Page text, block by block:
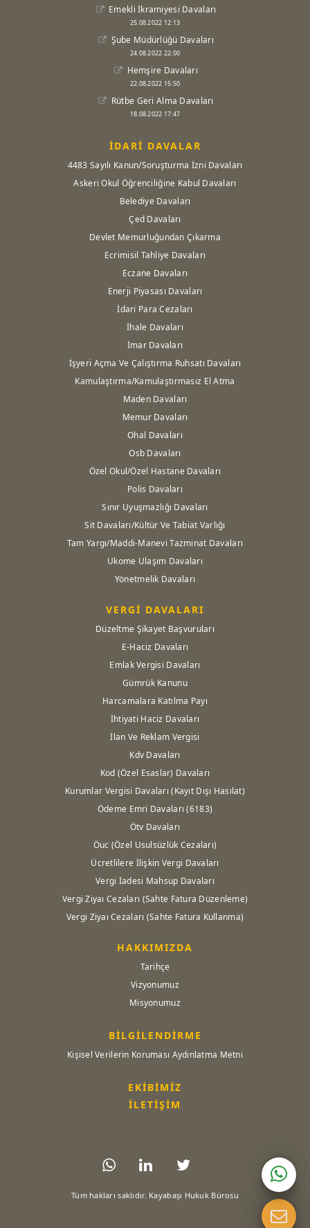
Emekli İkramiyesi Davaları
25.08.2022 12:13
Şube Müdürlüğü Davaları
24.08.2022 22:00
Hemşire Davaları
22.08.2022 15:50
Rütbe Geri Alma Davaları
18.08.2022 17:47
İDARİ DAVALAR
4483 Sayılı Kanun/Soruşturma İzni Davaları
Askeri Okul Öğrenciliğine Kabul Davaları
Belediye Davaları
Çed Davaları
Devlet Memurluğundan Çıkarma
Ecrimisil Tahliye Davaları
Eczane Davaları
Enerji Piyasası Davaları
İdari Para Cezaları
İhale Davaları
İmar Davaları
İşyeri Açma Ve Çalıştırma Ruhsatı Davaları
Kamulaştırma/Kamulaştırmasız El Atma
Maden Davaları
Memur Davaları
Ohal Davaları
Osb Davaları
Özel Okul/Özel Hastane Davaları
Polis Davaları
Sınır Uyuşmazlığı Davaları
Sit Davaları/Kültür Ve Tabiat Varlığı
Tam Yargı/Maddi-Manevi Tazminat Davaları
Ukome Ulaşım Davaları
Yönetmelik Davaları
VERGİ DAVALARI
Düzeltme Şikayet Başvuruları
E-Haciz Davaları
Emlak Vergisi Davaları
Gümrük Kanunu
Harcamalara Katılma Payı
İhtiyati Haciz Davaları
İlan Ve Reklam Vergisi
Kdv Davaları
Kod (Özel Esaslar) Davaları
Kurumlar Vergisi Davaları (Kayıt Dışı Hasılat)
Ödeme Emri Davaları (6183)
Ötv Davaları
Öuc (Özel Usulsüzlük Cezaları)
Ücretlilere İlişkin Vergi Davaları
Vergi İadesi Mahsup Davaları
Vergi Ziyaı Cezaları (Sahte Fatura Düzenleme)
Vergi Ziyaı Cezaları (Sahte Fatura Kullanma)
HAKKIMIZDA
Tarihçe
Vizyonumuz
Misyonumuz
BİLGİLENDİRME
Kişisel Verilerin Koruması Aydınlatma Metni
EKİBİMİZ
İLETİŞİM
Tüm hakları saklıdır. Kayabaşı Hukuk Bürosu